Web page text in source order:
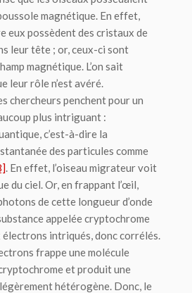
magnétique. En effet,
eux possèdent des cristaux de
leur tête ; or, ceux-ci sont
magnétique. L’on sait
leur rôle n’est avéré.
chercheurs penchent pour un
plus intriguant :
c’est-à-dire la
des particules comme
. En effet, l’oiseau migrateur voit
du ciel. Or, en frappant l’œil,
de cette longueur d’onde
appelée cryptochrome
électrons intriqués, donc corrélés.
frappe une molécule
et produit une
hétérogène. Donc, le